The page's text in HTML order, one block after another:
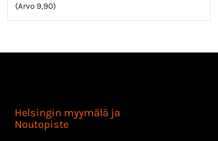
(Arvo 9,90)
Helsingin myymälä ja
Noutopiste